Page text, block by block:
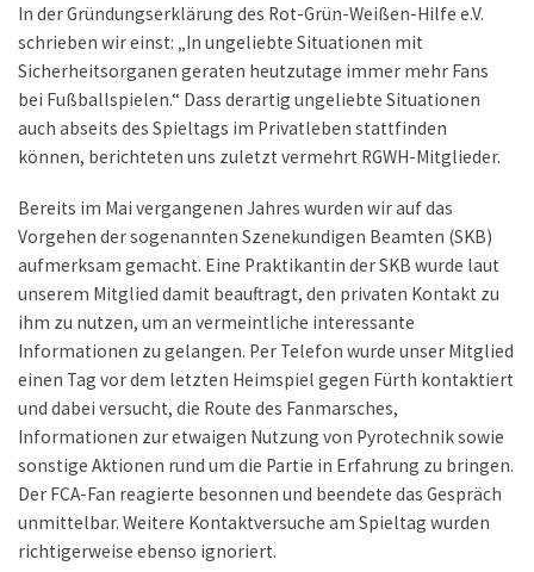
In der Gründungserklärung des Rot-Grün-Weißen-Hilfe e.V.
schrieben wir einst: „In ungeliebte Situationen mit
Sicherheitsorganen geraten heutzutage immer mehr Fans
bei Fußballspielen.“ Dass derartig ungeliebte Situationen
auch abseits des Spieltags im Privatleben stattfinden
können, berichteten uns zuletzt vermehrt RGWH-Mitglieder.
Bereits im Mai vergangenen Jahres wurden wir auf das
Vorgehen der sogenannten Szenekundigen Beamten (SKB)
aufmerksam gemacht. Eine Praktikantin der SKB wurde laut
unserem Mitglied damit beauftragt, den privaten Kontakt zu
ihm zu nutzen, um an vermeintliche interessante
Informationen zu gelangen. Per Telefon wurde unser Mitglied
einen Tag vor dem letzten Heimspiel gegen Fürth kontaktiert
und dabei versucht, die Route des Fanmarsches,
Informationen zur etwaigen Nutzung von Pyrotechnik sowie
sonstige Aktionen rund um die Partie in Erfahrung zu bringen.
Der FCA-Fan reagierte besonnen und beendete das Gespräch
unmittelbar. Weitere Kontaktversuche am Spieltag wurden
richtigerweise ebenso ignoriert.